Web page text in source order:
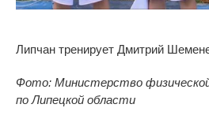
Липчан тренирует Дмитрий
Фото: Министерство
по Липецкой области